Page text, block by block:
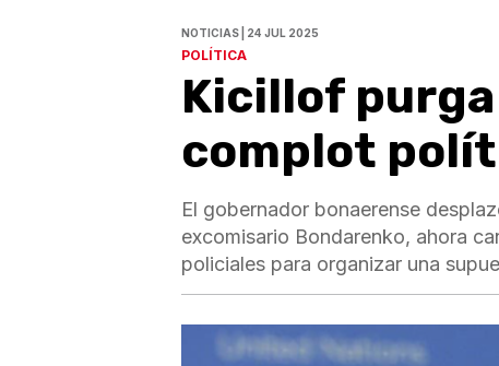
NOTICIAS | 24 JUL 2025
POLÍTICA
Kicillof
complot
El gobernador bonaerense
excomisario Bondarenko, ahora
policiales para organizar una